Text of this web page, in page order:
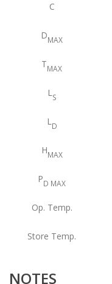
C
DMAX
TMAX
LS
LD
HMAX
PD MAX
Op. Temp.
Store Temp.
NOTES